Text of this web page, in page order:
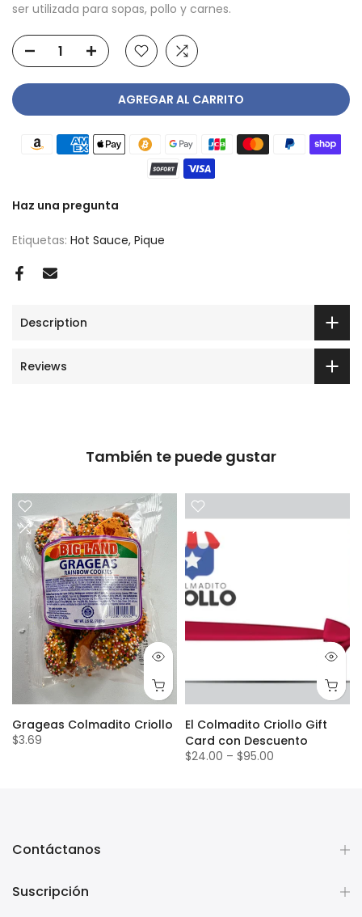
ser utilizada para sopas, pollo y carnes.
AGREGAR AL CARRITO
Haz una pregunta
Etiquetas: Hot Sauce Pique
Description
Reviews
También te puede gustar
Grageas Colmadito Criollo
$3.69
El Colmadito Criollo Gift
Card con Descuento
$24.00 – $95.00
Contáctanos
Suscripción